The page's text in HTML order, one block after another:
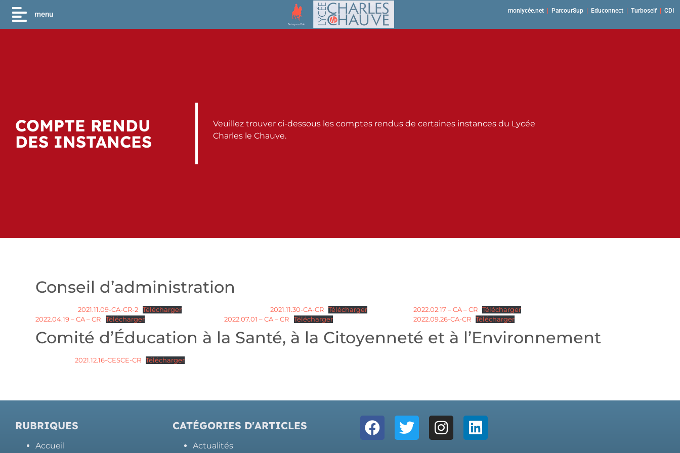
menu monlycée.net ParcourSup Educonnect Turboself CDI
COMPTE RENDU
DES INSTANCES
Veuillez trouver ci-dessous les comptes rendus de certaines instances du Lycée
Charles le Chauve.
Conseil d’administration
2021.11.09-CA-CR-2 Télécharger 2021.11.30-CA-CR Télécharger 2022.02.17 – CA – CR
Télécharger
2022.04.19 – CA – CR
Télécharger 2022.07.01 – CA – CR Télécharger 2022.09.26-CA-CR Télécharger
Comité d’Éducation à la Santé, à la Citoyenneté et à l’Environnement
2021.12.16-CESCE-CR Télécharger
RUBRIQUES
Accueil
CATÉGORIES D'ARTICLES
Actualités